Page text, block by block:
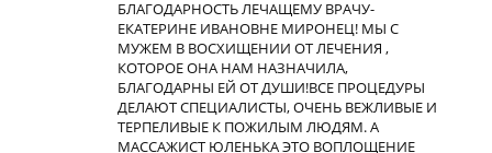
БЛАГОДАРНОСТЬ ЛЕЧАЩЕМУ ВРАЧУ-
ЕКАТЕРИНЕ ИВАНОВНЕ МИРОНЕЦ! МЫ С
МУЖЕМ В ВОСХИЩЕНИИ ОТ ЛЕЧЕНИЯ ,
КОТОРОЕ ОНА НАМ НАЗНАЧИЛА,
БЛАГОДАРНЫ ЕЙ ОТ ДУШИ!ВСЕ ПРОЦЕДУРЫ
ДЕЛАЮТ СПЕЦИАЛИСТЫ, ОЧЕНЬ ВЕЖЛИВЫЕ И
ТЕРПЕЛИВЫЕ К ПОЖИЛЫМ ЛЮДЯМ. А
МАССАЖИСТ ЮЛЕНЬКА ЭТО ВОПЛОЩЕНИЕ